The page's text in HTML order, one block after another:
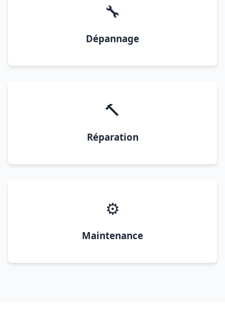
🔧
Dépannage
🔨
Réparation
⚙️
Maintenance